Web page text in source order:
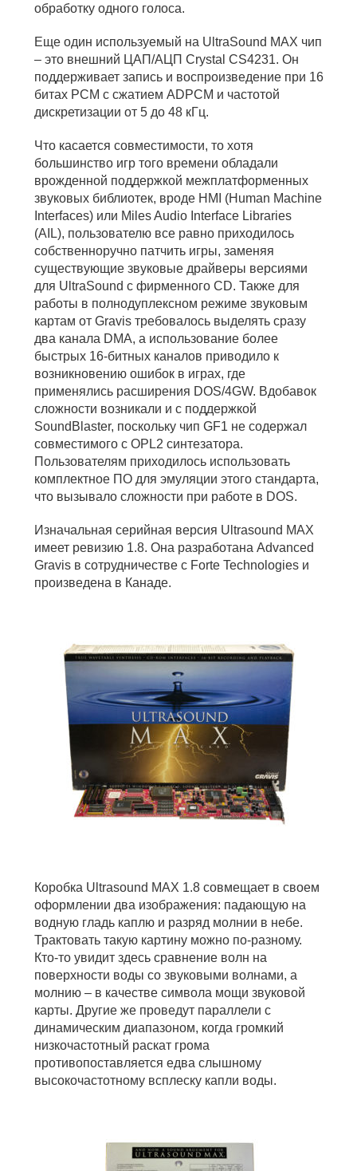
обработку одного голоса.
Еще один используемый на UltraSound MAX чип
– это внешний ЦАП/АЦП Crystal CS4231. Он
поддерживает запись и воспроизведение при 16
битах PCM с сжатием ADPCM и частотой
дискретизации от 5 до 48 кГц.
Что касается совместимости, то хотя
большинство игр того времени обладали
врожденной поддержкой межплатформенных
звуковых библиотек, вроде HMI (Human Machine
Interfaces) или Miles Audio Interface Libraries
(AIL), пользователю все равно приходилось
собственноручно патчить игры, заменяя
существующие звуковые драйверы версиями
для UltraSound с фирменного CD. Также для
работы в полнодуплексном режиме звуковым
картам от Gravis требовалось выделять сразу
два канала DMA, а использование более
быстрых 16-битных каналов приводило к
возникновению ошибок в играх, где
применялись расширения DOS/4GW. Вдобавок
сложности возникали и с поддержкой
SoundBlaster, поскольку чип GF1 не содержал
совместимого с OPL2 синтезатора.
Пользователям приходилось использовать
комплектное ПО для эмуляции этого стандарта,
что вызывало сложности при работе в DOS.
Изначальная серийная версия Ultrasound MAX
имеет ревизию 1.8. Она разработана Advanced
Gravis в сотрудничестве с Forte Technologies и
произведена в Канаде.
Коробка Ultrasound MAX 1.8 совмещает в своем
оформлении два изображения: падающую на
водную гладь каплю и разряд молнии в небе.
Трактовать такую картину можно по-разному.
Кто-то увидит здесь сравнение волн на
поверхности воды со звуковыми волнами, а
молнию – в качестве символа мощи звуковой
карты. Другие же проведут параллели с
динамическим диапазоном, когда громкий
низкочастотный раскат грома
противопоставляется едва слышному
высокочастотному всплеску капли воды.